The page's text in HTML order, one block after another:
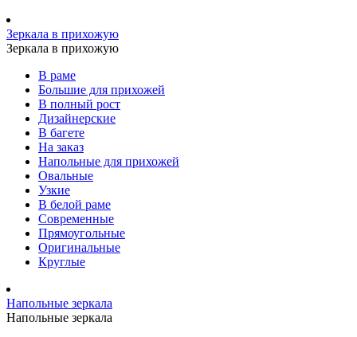
Зеркала в прихожую
Зеркала в прихожую
В раме
Большие для прихожей
В полный рост
Дизайнерские
В багете
На заказ
Напольные для прихожей
Овальные
Узкие
В белой раме
Современные
Прямоугольные
Оригинальные
Круглые
Напольные зеркала
Напольные зеркала